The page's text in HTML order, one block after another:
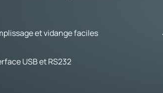
et vidange faciles
USB et RS232